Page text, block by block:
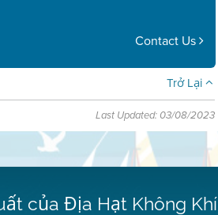
Contact Us
Trở Lại
Last Updated: 03/08/2023
của Địa Hạt Không Khí